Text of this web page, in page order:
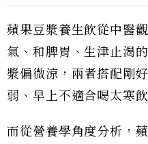
蘋果豆漿養生飲從中醫
氣、和脾胃、生津止渴
漿偏微涼，兩者搭配剛
弱、早上不適合喝太寒
而從營養學角度分析，